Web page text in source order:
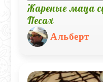
Жареные маца
Песах
Альберт